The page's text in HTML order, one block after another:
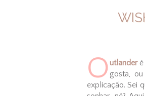
O utlanderé
gosta,
explicação. Sei